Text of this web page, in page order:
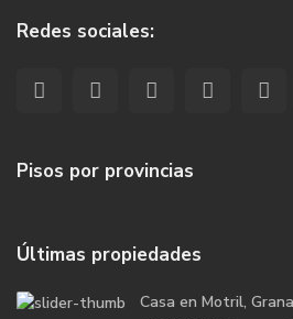
Redes sociales:
Pisos por provincias
Últimas propiedades
Casa en Motril,